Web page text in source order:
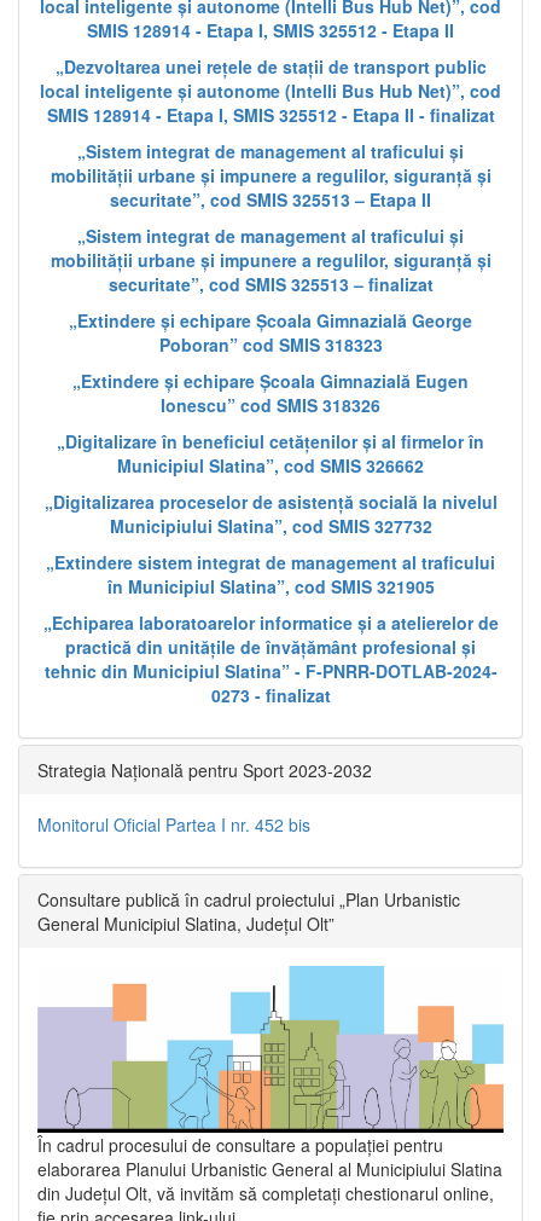
local inteligente și autonome (Intelli Bus Hub Net)”, cod
SMIS 128914 - Etapa I, SMIS 325512 - Etapa II
„Dezvoltarea unei rețele de stații de transport public
local inteligente și autonome (Intelli Bus Hub Net)”, cod
SMIS 128914 - Etapa I, SMIS 325512 - Etapa II - finalizat
„Sistem integrat de management al traficului și
mobilității urbane și impunere a regulilor, siguranță și
securitate”, cod SMIS 325513 – Etapa II
„Sistem integrat de management al traficului și
mobilității urbane și impunere a regulilor, siguranță și
securitate”, cod SMIS 325513 – finalizat
„Extindere și echipare Școala Gimnazială George
Poboran” cod SMIS 318323
„Extindere și echipare Școala Gimnazială Eugen
Ionescu” cod SMIS 318326
„Digitalizare în beneficiul cetățenilor și al firmelor în
Municipiul Slatina”, cod SMIS 326662
„Digitalizarea proceselor de asistență socială la nivelul
Municipiului Slatina”, cod SMIS 327732
„Extindere sistem integrat de management al traficului
în Municipiul Slatina”, cod SMIS 321905
„Echiparea laboratoarelor informatice și a atelierelor de
practică din unitățile de învățământ profesional și
tehnic din Municipiul Slatina” - F-PNRR-DOTLAB-2024-
0273 - finalizat
Strategia Națională pentru Sport 2023-2032
Monitorul Oficial Partea I nr. 452 bis
Consultare publică în cadrul proiectului „Plan Urbanistic
General Municipiul Slatina, Județul Olt”
În cadrul procesului de consultare a populaţiei pentru
elaborarea Planului Urbanistic General al Municipiului Slatina
din Județul Olt, vă invităm să completați chestionarul online,